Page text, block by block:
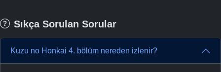
Sıkça Sorulan Sorular
Kuzu no Honkai 4. bölüm nereden izlenir?